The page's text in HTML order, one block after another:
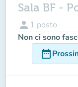
Sala BF -
person 1 posto
Non ci sono
date_range